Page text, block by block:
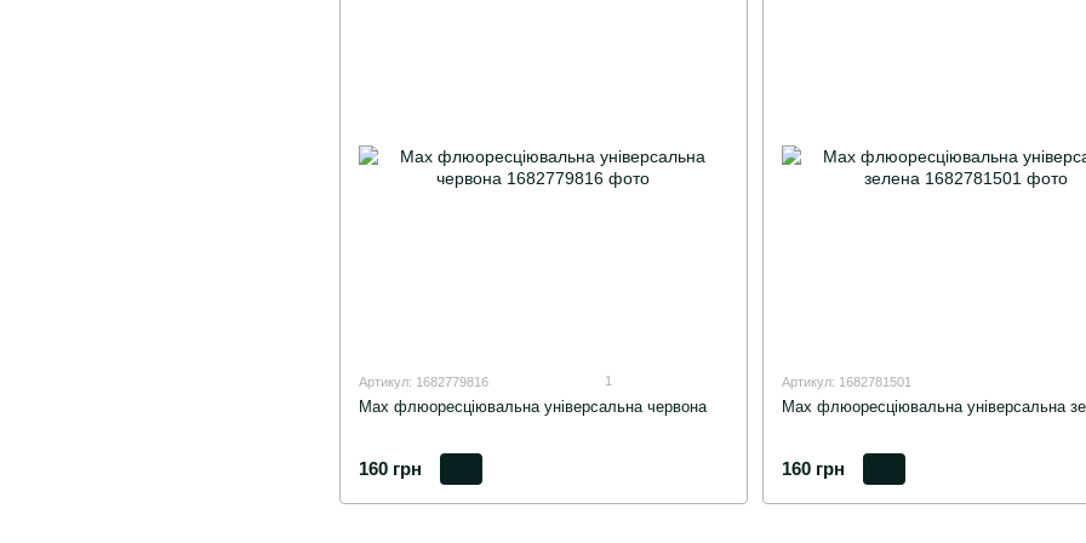
Артикул: 1682779816 1
Мах флюоресціювальна універсальна червона
160 грн
Артикул: 1682781501
Мах флюоресціювальна універсальна
160 грн